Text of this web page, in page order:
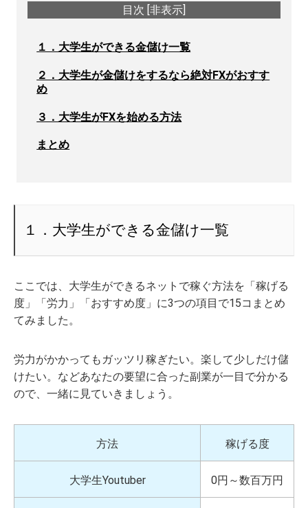
目次 [非表示]
１．大学生ができる金儲け一覧
２．大学生が金儲けをするなら絶対FXがおすす
め
３．大学生がFXを始める方法
まとめ
１．大学生ができる金儲け一覧
ここでは、大学生ができるネットで稼ぐ方法を「稼げる
度」「労力」「おすすめ度」に3つの項目で15コまとめ
てみました。
労力がかかってもガッツリ稼ぎたい。楽して少しだけ儲
けたい。などあなたの要望に合った副業が一目で分かる
ので、一緒に見ていきましょう。
方法 稼げる度
大学生Youtuber 0円～数百万円